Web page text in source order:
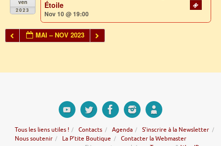
ven
2023
Étoile
Nov 10 @ 19:00
MAI – NOV 2023
Tous les liens utiles ! Contacts Agenda
S’inscrire à la Newsletter
Nous soutenir
La P’tite Boutique
Contacter la Webmaster